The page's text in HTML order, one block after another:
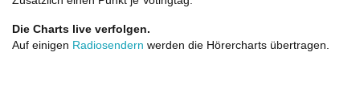
Die Charts live verfolgen.
Auf einigen Radiosendern werden die Hörercharts übertragen.